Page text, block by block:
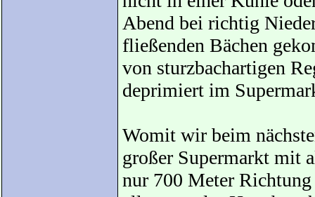
Abend bei richtig
fließenden Bächen
von sturzbachartigen
deprimiert im
Womit wir beim
großer Supermarkt mit
nur 700 Meter